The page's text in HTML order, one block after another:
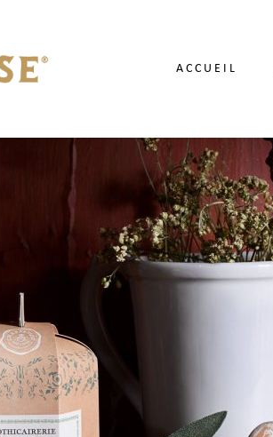
ACCUEIL